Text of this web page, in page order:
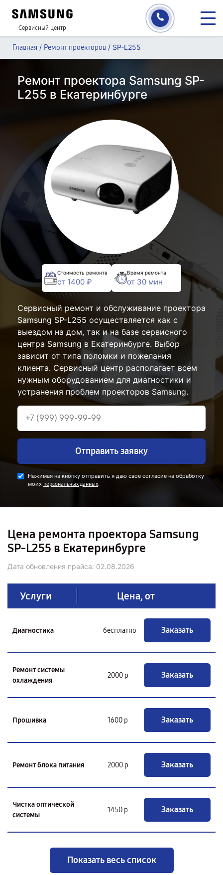
Сервисный центр
Главная / Ремонт проекторов / SP-L255
Ремонт проектора Samsung SP-
L255 в Екатеринбурге
Стоимость ремонта
от 1400 ₽
Время ремонта
от 30 мин
Сервисный ремонт и обслуживание проектора
Samsung SP-L255 осуществляется как с
выездом на дом, так и на базе сервисного
центра Samsung в Екатеринбурге. Выбор
зависит от типа поломки и пожелания
клиента. Сервисный центр располагает всем
нужным оборудованием для диагностики и
устранения проблем проекторов Samsung.
Отправить заявку
Нажимая на кнопку отправить я даю свое согласие на обработку
моих персональных данных.
Цена ремонта проектора Samsung
SP-L255 в Екатеринбурге
Дата обновления прайса: 02.08.2026
Услуги Цена, от
Диагностика бесплатно Заказать
Ремонт системы
охлаждения
2000 р Заказать
Прошивка 1600 р Заказать
Ремонт блока питания 2000 р Заказать
Чистка оптической
системы
1450 р Заказать
Показать весь список